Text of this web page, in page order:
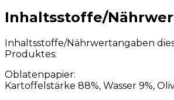
Inhaltsstoffe/
Inhaltsstoffe/Nährwertangaben
Produktes:
Oblatenpapier:
Kartoffelstärke 88%, Wasser 9%,